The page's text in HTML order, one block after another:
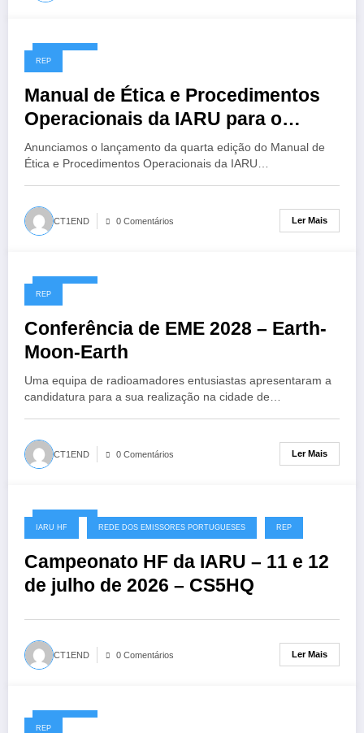
14/07/2026
REP
Manual de Ética e Procedimentos
Operacionais da IARU para o
Radioamador, 4ª Edição
Anunciamos o lançamento da quarta edição do Manual de
Ética e Procedimentos Operacionais da IARU…
CT1END 0 Comentários Ler Mais
13/07/2026
REP
Conferência de EME 2028 – Earth-
Moon-Earth
Uma equipa de radioamadores entusiastas apresentaram a
candidatura para a sua realização na cidade de…
CT1END 0 Comentários Ler Mais
08/07/2026
IARU HF REDE DOS EMISSORES PORTUGUESES REP
Campeonato HF da IARU – 11 e 12
de julho de 2026 – CS5HQ
CT1END 0 Comentários Ler Mais
06/07/2026
REP